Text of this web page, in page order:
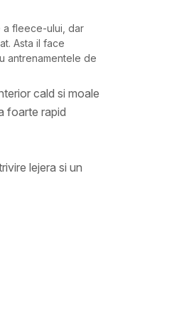
a fleece-ului, dar
Asta il face
antrenamentele de
cald si moale
foarte rapid
lejera si un